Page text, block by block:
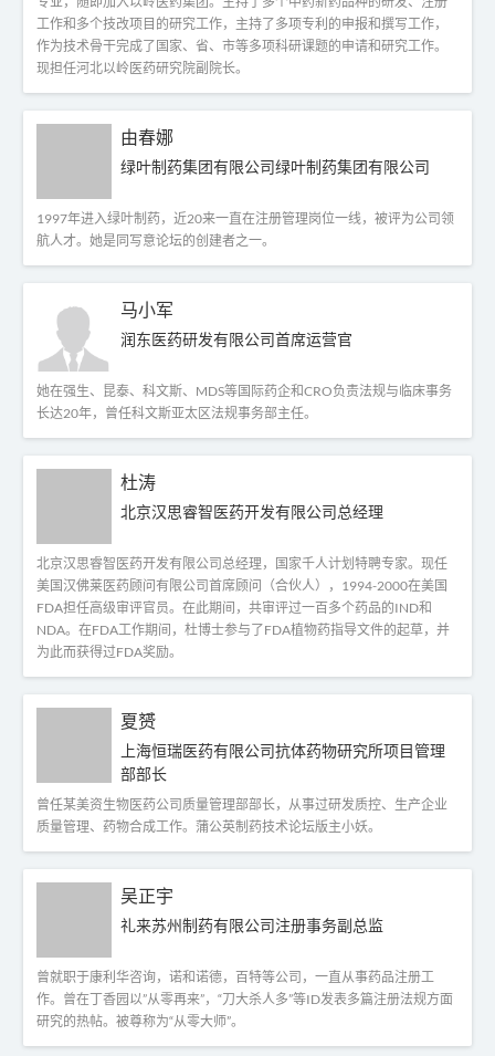
工作和多个技改项目的研究工作，主持了多项专利的申报和撰写工作，
作为技术骨干完成了国家、省、市等多项科研课题的申请和研究工作。
现担任河北以岭医药研究院副院长。
由春娜
绿叶制药集团有限公司绿叶制药集团有限公司
1997年进入绿叶制药，近20来一直在注册管理岗位一线，被评为公司领
航人才。她是同写意论坛的创建者之一。
马小军
润东医药研发有限公司首席运营官
她在强生、昆泰、科文斯、MDS等国际药企和CRO负责法规与临床事务
长达20年，曾任科文斯亚太区法规事务部主任。
杜涛
北京汉思睿智医药开发有限公司总经理
北京汉思睿智医药开发有限公司总经理，国家千人计划特聘专家。现任
美国汉佛莱医药顾问有限公司首席顾问（合伙人），1994-2000在美国
FDA担任高级审评官员。在此期间，共审评过一百多个药品的IND和
NDA。在FDA工作期间，杜博士参与了FDA植物药指导文件的起草，并
为此而获得过FDA奖励。
夏赟
上海恒瑞医药有限公司抗体药物研究所项目管理
部部长
曾任某美资生物医药公司质量管理部部长，从事过研发质控、生产企业
质量管理、药物合成工作。蒲公英制药技术论坛版主小妖。
吴正宇
礼来苏州制药有限公司注册事务副总监
曾就职于康利华咨询，诺和诺德，百特等公司，一直从事药品注册工
作。曾在丁香园以”从零再来”，“刀大杀人多”等ID发表多篇注册法规方面
研究的热帖。被尊称为“从零大师”。